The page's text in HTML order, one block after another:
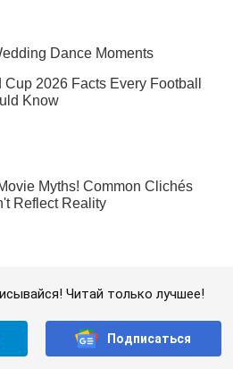
Читай только лучшее!
Подписаться